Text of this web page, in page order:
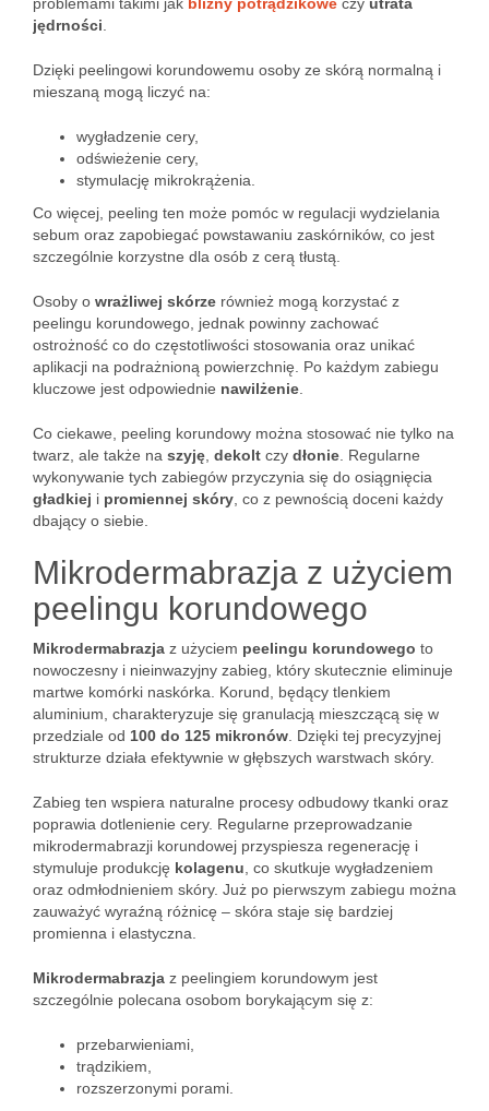
jędrności
Dzięki peelingowi korundowemu osoby ze skórą normalną i
mieszaną mogą liczyć na:
wygładzenie cery,
odświeżenie cery,
stymulację mikrokrążenia.
Co więcej, peeling ten może pomóc w regulacji wydzielania
sebum oraz zapobiegać powstawaniu zaskórników, co jest
szczególnie korzystne dla osób z cerą tłustą.
Osoby o wrażliwej skórze również mogą korzystać z
peelingu korundowego, jednak powinny zachować
ostrożność co do częstotliwości stosowania oraz unikać
aplikacji na podrażnioną powierzchnię. Po każdym zabiegu
kluczowe jest odpowiednie nawilżenie
Co ciekawe, peeling korundowy można stosować nie tylko na
twarz, ale także na szyję dekolt czy dłonie . Regularne
wykonywanie tych zabiegów przyczynia się do osiągnięcia
gładkiej i promiennej skóry , co z pewnością doceni każdy
dbający o siebie.
Mikrodermabrazja z użyciem
peelingu korundowego
Mikrodermabrazja z użyciem peelingu korundowego to
nowoczesny i nieinwazyjny zabieg, który skutecznie eliminuje
martwe komórki naskórka. Korund, będący tlenkiem
aluminium, charakteryzuje się granulacją mieszczącą się w
przedziale od 100 do 125 mikronów . Dzięki tej precyzyjnej
strukturze działa efektywnie w głębszych warstwach skóry.
Zabieg ten wspiera naturalne procesy odbudowy tkanki oraz
poprawia dotlenienie cery. Regularne przeprowadzanie
mikrodermabrazji korundowej przyspiesza regenerację i
stymuluje produkcję kolagenu , co skutkuje wygładzeniem
oraz odmłodnieniem skóry. Już po pierwszym zabiegu można
zauważyć wyraźną różnicę – skóra staje się bardziej
promienna i elastyczna.
Mikrodermabrazja z peelingiem korundowym jest
szczególnie polecana osobom borykającym się z:
przebarwieniami,
trądzikiem,
rozszerzonymi porami.